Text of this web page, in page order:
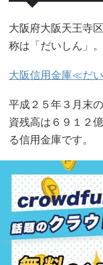
大阪府大阪天王寺
称は「だいしん」。
大阪信用金庫≪だ
平成２５年３月末
資残高は６９１２
る信用金庫です。